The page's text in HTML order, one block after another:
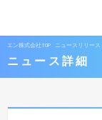
エン株式会社TOP ニュースリリース
ニュース詳細